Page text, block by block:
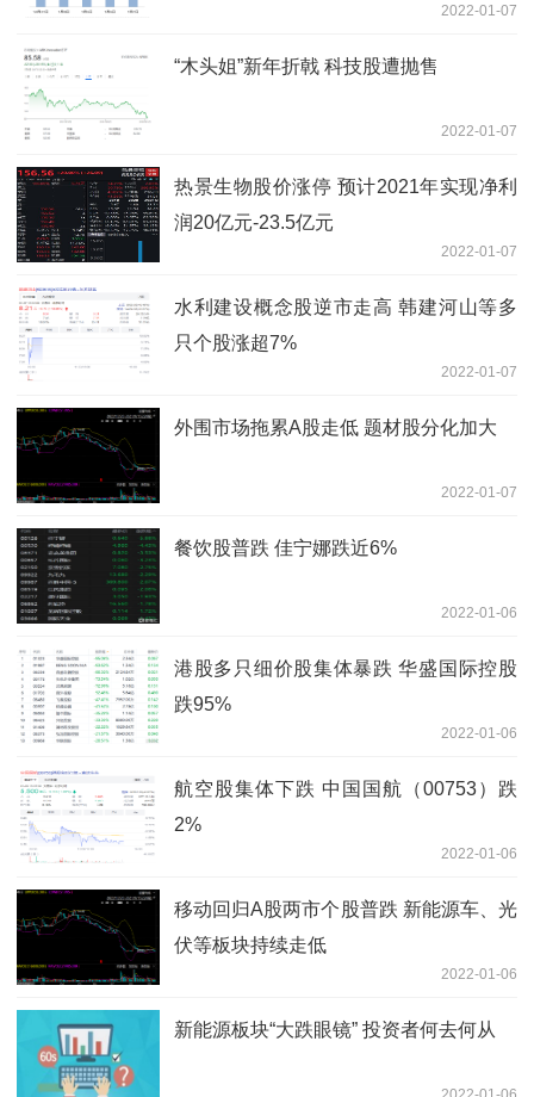
2022-01-07
“木头姐”新年折戟 科技股遭抛售
2022-01-07
热景生物股价涨停 预计2021年实现净利
润20亿元-23.5亿元
2022-01-07
水利建设概念股逆市走高 韩建河山等多
只个股涨超7%
2022-01-07
外围市场拖累A股走低 题材股分化加大
2022-01-07
餐饮股普跌 佳宁娜跌近6%
2022-01-06
港股多只细价股集体暴跌 华盛国际控股
跌95%
2022-01-06
航空股集体下跌 中国国航（00753）跌
2%
2022-01-06
移动回归A股两市个股普跌 新能源车、光
伏等板块持续走低
2022-01-06
新能源板块“大跌眼镜” 投资者何去何从